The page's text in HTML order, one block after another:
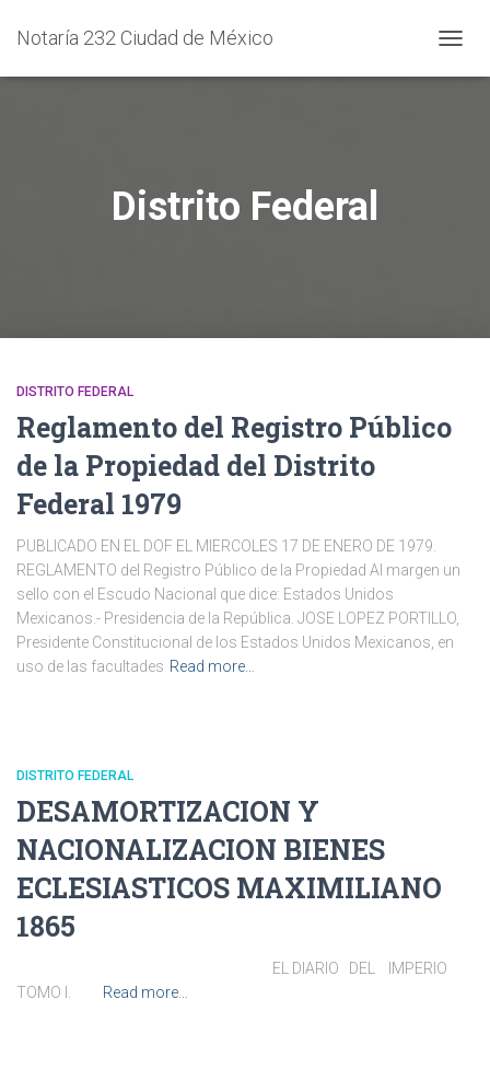
Notaría 232 Ciudad de México
MODO
Distrito Federal
DISTRITO FEDERAL
Reglamento del Registro Público
de la Propiedad del Distrito
Federal 1979
PUBLICADO EN EL DOF EL MIERCOLES 17 DE ENERO DE 1979.
REGLAMENTO del Registro Público de la Propiedad Al margen un
sello con el Escudo Nacional que dice: Estados Unidos
Mexicanos.- Presidencia de la República. JOSE LOPEZ PORTILLO,
Presidente Constitucional de los Estados Unidos Mexicanos, en
uso de las facultades Read more…
DISTRITO FEDERAL
DESAMORTIZACION Y
NACIONALIZACION BIENES
ECLESIASTICOS MAXIMILIANO
1865
EL DIARIO DEL IMPERIO
TOMO I.
Read more…